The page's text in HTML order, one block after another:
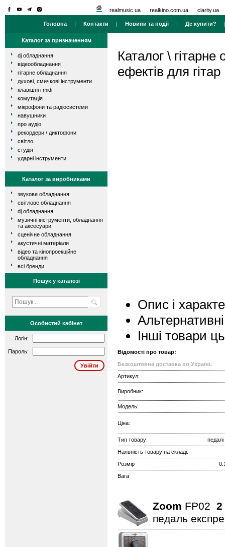
realmusic.ua realkino.com.ua clarity.ua
Головна | Контакти | Новини та події| Де купити?
Каталог за призначенням
dj обладнання
відеообладнання
гітарне обладнання
духові, смичкові інструменти
клавішні і midi
комутація
мікрофони та радіосистеми
навушники
про аудіо
рекордери / диктофони
світло
студія
ударні інструменти
Каталог за виробниками
звукове обладнання
світлове обладнання
dj обладнання
музичні інструменти, обладнання
та аксесуари
сценічне обладнання
акустичні матеріали
відео та кінопроекційне
обладнання
всі бренди
Пошук у каталозі
Особистий кабінет
Логін:
Пароль:
Каталог \ гітарне
ефектів для гітар
Опис і
Інші товари
Відомості про товар:
Безкоштовна доставка по Україні.
Артикул:
Виробник:
Модель:
Ціна:
Тип товару:
педалі
Наявність товару на складі:
Розмір
Вага
Zoom FP02 2
педаль